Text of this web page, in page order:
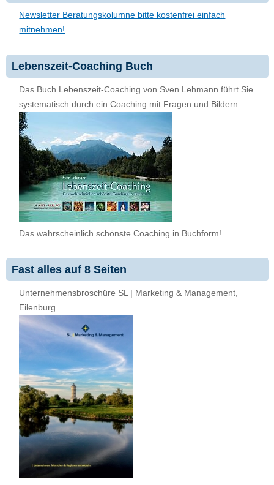
Newsletter Beratungskolumne bitte kostenfrei einfach
mitnehmen!
Lebenszeit-Coaching Buch
Das Buch Lebenszeit-Coaching von Sven Lehmann führt Sie
systematisch durch ein Coaching mit Fragen und Bildern.
Das wahrscheinlich schönste Coaching in Buchform!
Fast alles auf 8 Seiten
Unternehmensbroschüre SL | Marketing & Management,
Eilenburg.